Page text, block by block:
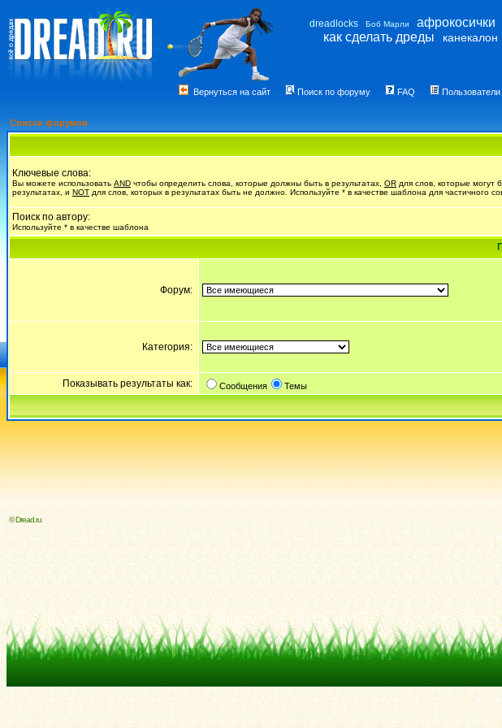
dreadlocks Боб Марли афрокосички
как сделать дреды канекалон
Вернуться на сайт Поиск по форуму FAQ Пользователи
Список форумов
Ключевые слова:
Вы можете использовать AND чтобы определить слова, которые должны быть в результатах, OR для слов, которые могут
результатах, и NOT для слов, которых в результатах быть не должно. Используйте * в качестве шаблона для частичного
Поиск по автору:
Используйте * в качестве шаблона
Форум:
Категория:
Показывать результаты как: Сообщения Темы
© Dread.ru